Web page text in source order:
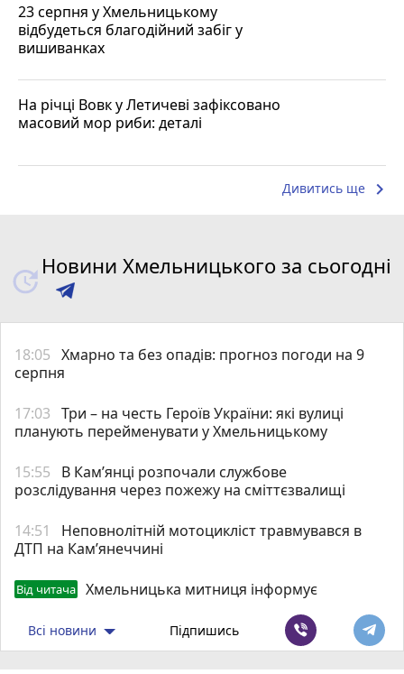
23 серпня у Хмельницькому
відбудеться благодійний забіг у
вишиванках
На річці Вовк у Летичеві зафіксовано
масовий мор риби: деталі
Дивитись ще keyboard_arrow_right
Новини Хмельницького за сьогодні
18:05 Хмарно та без опадів: прогноз погоди на 9
серпня
17:03 Три – на честь Героїв України: які вулиці
планують перейменувати у Хмельницькому
15:55
В Кам’янці розпочали службове
розслідування через пожежу на сміттєзвалищі
14:51
Неповнолітній мотоцикліст травмувався в
ДТП на Кам’янеччині
Від читача Хмельницька митниця інформує
Всі новини Підпишись